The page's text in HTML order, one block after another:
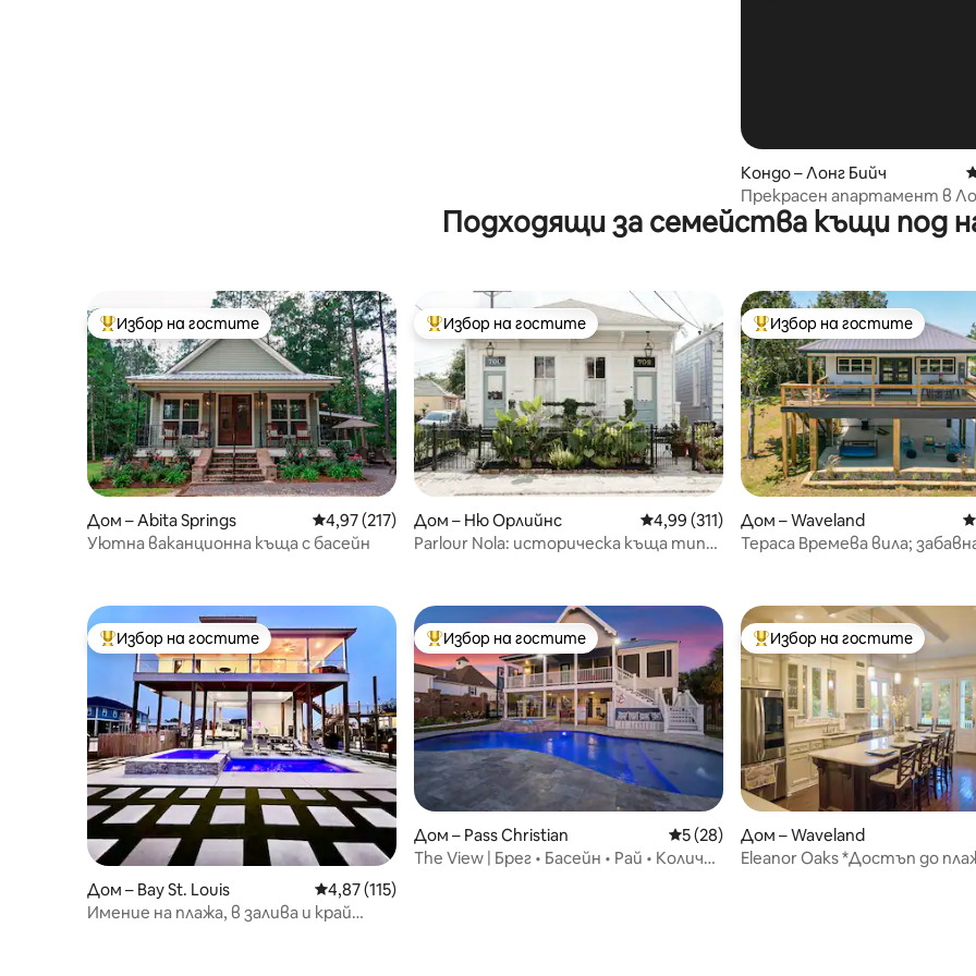
Кондо – Лонг Бийч
Прекрасен апартамент в
басейн и изглед към плажа!
Подходящи за семейства къщи под
Най-популярен избор на гостите
Избор на гостите
Дом – Abita Springs Средна оценка: 4,97 от 5, 217 отзива
4,97 (217)
Уютна ваканционна къща с басейн
Най-популярен избор на гостите
Избор на гостите
Дом – Ню Орлийнс Средна оценка: 4,99 от 5, 311 отзива
4,99 (311)
Parlour Nola: историческа къща тип
Най-популярен избор на
Избор на гостите
Дом – Waveland
Тераса Времева вила;
Най-популярен избор на гостите
Избор на гостите
Дом – Bay St. Louis Средна оценка: 4,87 от 5, 115 отзива
4,87 (115)
Имение на плажа, в залива и край
Най-популярен избор на гостите
Избор на гостите
Дом – Pass Christian Средна оценка: 5 от 5, 28 отзива
5 (28)
The View | Брег • Басейн • Рай • Количка
Най-популярен избор на
Избор на гостите
Дом – Waveland
Eleanor Oaks *Достъп до